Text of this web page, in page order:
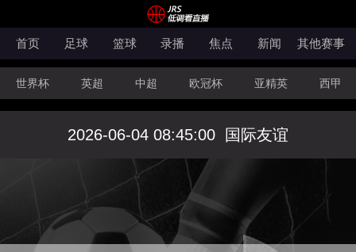
首页 足球 篮球 录播 焦点 新闻 其他赛事
世界杯 英超 中超 欧冠杯 亚精英 西甲
韩K联 法甲 科索沃超 意甲 世亚预 中甲
法罗超 日职联 NBA CBA
2026-06-04 08:45:00 国际友谊